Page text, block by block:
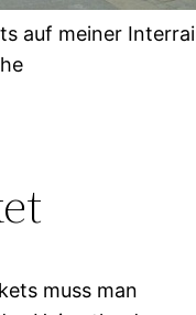
auf meiner
muss man